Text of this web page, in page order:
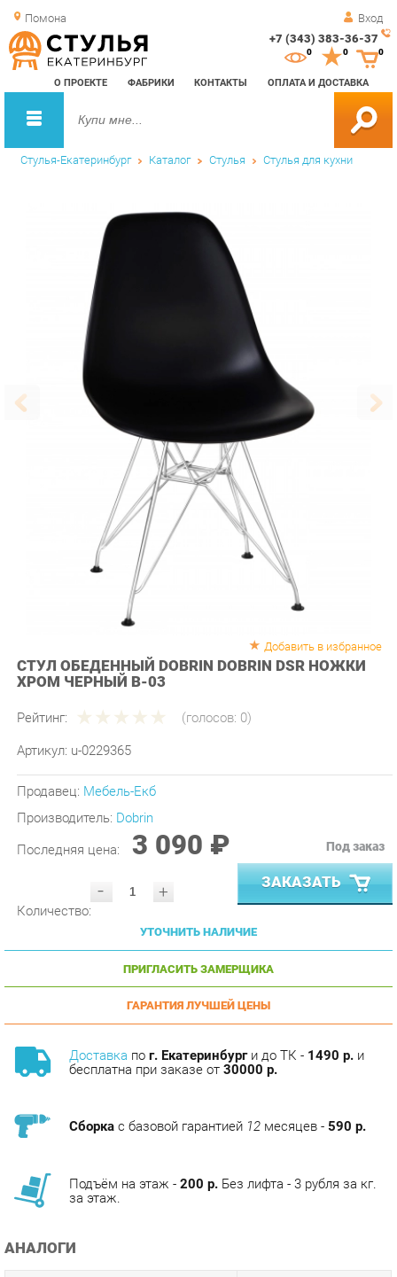
Помона Вход
+7 (343) 383-36-37
О ПРОЕКТЕ ФАБРИКИ КОНТАКТЫ ОПЛАТА И ДОСТАВКА
0 0
Стулья-Екатеринбург Каталог Стулья Стулья для кухни
СТУЛ ОБЕДЕННЫЙ DOBRIN DOBRIN DSR НОЖКИ
ХРОМ ЧЕРНЫЙ B-03
Рейтинг:
Артикул: u-0229365
Продавец: Мебель-Екб
Производитель:Dobrin
Последняя цена: 3 090 ₽
- +
ЗАКАЗАТЬ
УТОЧНИТЬ НАЛИЧИЕ
ПРИГЛАСИТЬ ЗАМЕРЩИКА
ГАРАНТИЯ ЛУЧШЕЙ ЦЕНЫ
по г. Екатеринбурги до ТК -
бесплатна при заказе от30000 р.
с базовой гарантией месяцев -
Подъём на этаж - 200 р.
Без лифта - 3 рубля за кг.
АНАЛОГИ